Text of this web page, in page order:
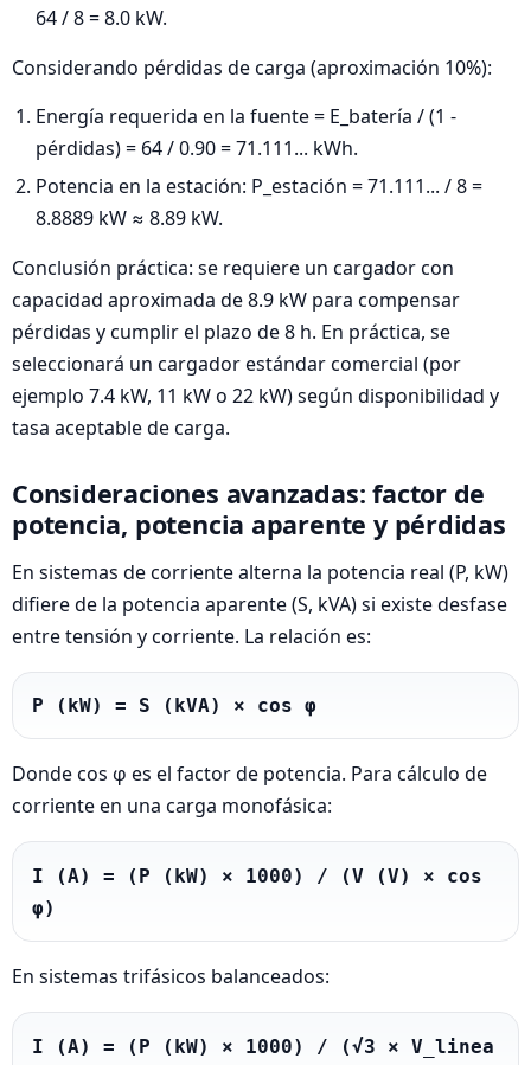
64 / 8 = 8.0 kW.
Considerando pérdidas de carga (aproximación 10%):
Energía requerida en la fuente = E_batería / (1 -
pérdidas) = 64 / 0.90 = 71.111... kWh.
Potencia en la estación: P_estación = 71.111... / 8 =
8.8889 kW ≈ 8.89 kW.
Conclusión práctica: se requiere un cargador con
capacidad aproximada de 8.9 kW para compensar
pérdidas y cumplir el plazo de 8 h. En práctica, se
seleccionará un cargador estándar comercial (por
ejemplo 7.4 kW, 11 kW o 22 kW) según disponibilidad y
tasa aceptable de carga.
Consideraciones avanzadas: factor de
potencia, potencia aparente y pérdidas
En sistemas de corriente alterna la potencia real (P, kW)
difiere de la potencia aparente (S, kVA) si existe desfase
entre tensión y corriente. La relación es:
P (kW) = S (kVA) × cos φ
Donde cos φ es el factor de potencia. Para cálculo de
corriente en una carga monofásica:
I (A) = (P (kW) × 1000) / (V (V) × cos
φ)
En sistemas trifásicos balanceados:
I (A) = (P (kW) × 1000) / (√3 × V_linea